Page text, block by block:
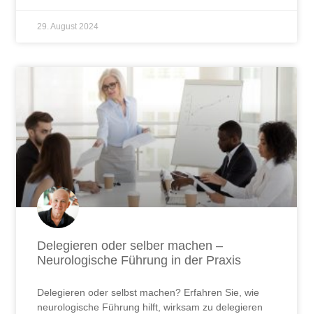
29. August 2024
Delegieren oder selber machen –
Neurologische Führung in der Praxis
Delegieren oder selbst machen? Erfahren Sie, wie
neurologische Führung hilft, wirksam zu delegieren